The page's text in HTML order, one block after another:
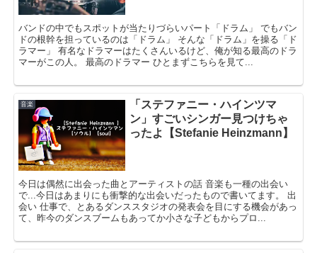
バンドの中でもスポットが当たりづらいパート「ドラム」 でもバン
ドの根幹を担っているのは「ドラム」 そんな「ドラム」を操る「ド
ラマー」 有名なドラマーはたくさんいるけど、俺が知る最高のドラ
マーがこの人。 最高のドラマー ひとまずこちらを見て...
音楽
「ステファニー・ハインツマ
ン」すごいシンガー見つけちゃ
ったよ【Stefanie Heinzmann】
今日は偶然に出会った曲とアーティストの話 音楽も一種の出会い
で...今日はあまりにも衝撃的な出会いだったもので書いてます。 出
会い 仕事で、とあるダンススタジオの発表会を目にする機会があっ
て、昨今のダンスブームもあってか小さな子どもからプロ...